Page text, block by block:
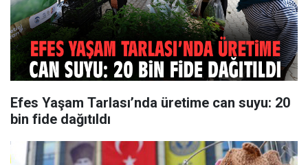
Efes Yaşam Tarlası’nda üretime can suyu: 20
bin fide dağıtıldı